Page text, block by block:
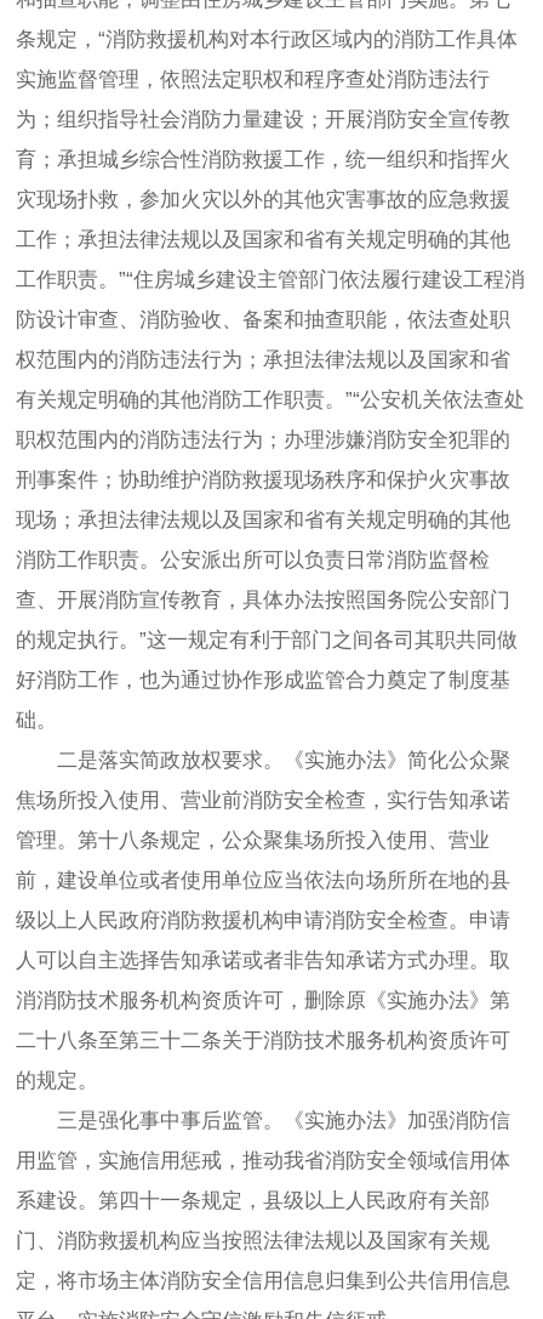
条规定，“消防救援机构对本行政区域内的消防工作具体
实施监督管理，依照法定职权和程序查处消防违法行
为；组织指导社会消防力量建设；开展消防安全宣传教
育；承担城乡综合性消防救援工作，统一组织和指挥火
灾现场扑救，参加火灾以外的其他灾害事故的应急救援
工作；承担法律法规以及国家和省有关规定明确的其他
工作职责。”“住房城乡建设主管部门依法履行建设工程消
防设计审查、消防验收、备案和抽查职能，依法查处职
权范围内的消防违法行为；承担法律法规以及国家和省
有关规定明确的其他消防工作职责。”“公安机关依法查处
职权范围内的消防违法行为；办理涉嫌消防安全犯罪的
刑事案件；协助维护消防救援现场秩序和保护火灾事故
现场；承担法律法规以及国家和省有关规定明确的其他
消防工作职责。公安派出所可以负责日常消防监督检
查、开展消防宣传教育，具体办法按照国务院公安部门
的规定执行。”这一规定有利于部门之间各司其职共同做
好消防工作，也为通过协作形成监管合力奠定了制度基
础。
二是落实简政放权要求。《实施办法》简化公众聚
焦场所投入使用、营业前消防安全检查，实行告知承诺
管理。第十八条规定，公众聚集场所投入使用、营业
前，建设单位或者使用单位应当依法向场所所在地的县
级以上人民政府消防救援机构申请消防安全检查。申请
人可以自主选择告知承诺或者非告知承诺方式办理。取
消消防技术服务机构资质许可，删除原《实施办法》第
二十八条至第三十二条关于消防技术服务机构资质许可
的规定。
三是强化事中事后监管。《实施办法》加强消防信
用监管，实施信用惩戒，推动我省消防安全领域信用体
系建设。第四十一条规定，县级以上人民政府有关部
门、消防救援机构应当按照法律法规以及国家有关规
定，将市场主体消防安全信用信息归集到公共信用信息